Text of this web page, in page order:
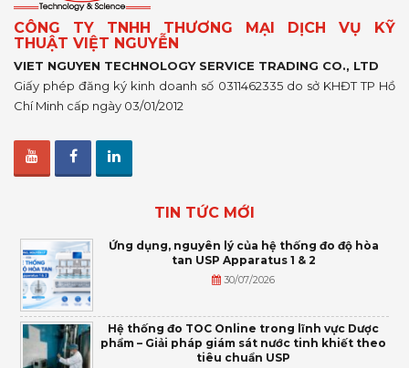
CÔNG TY TNHH THƯƠNG MẠI DỊCH VỤ KỸ
THUẬT VIỆT NGUYỄN
VIET NGUYEN TECHNOLOGY SERVICE TRADING CO., LTD
Giấy phép đăng ký kinh doanh số 0311462335 do sở KHĐT TP Hồ
Chí Minh cấp ngày 03/01/2012
TIN TỨC MỚI
Ứng dụng, nguyên lý của hệ thống đo độ hòa
tan USP Apparatus 1 & 2
30/07/2026
Hệ thống đo TOC Online trong lĩnh vực Dược
phẩm – Giải pháp giám sát nước tinh khiết theo
tiêu chuẩn USP